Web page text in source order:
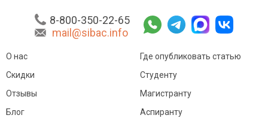
8-800-350-22-65
mail@sibac.info
О нас
Скидки
Отзывы
Блог
Где опубликовать статью
Студенту
Магистранту
Аспиранту